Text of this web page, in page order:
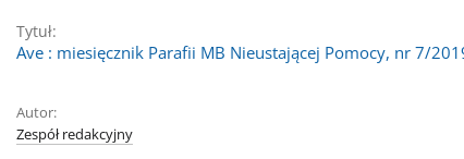
Tytuł:
Ave : miesięcznik Parafii MB Nieustającej Pomocy, nr 7/
Autor:
Zespół redakcyjny